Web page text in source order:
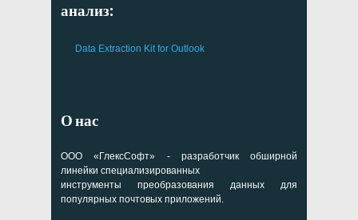
анализ:
Data Extraction Kit for Outlook
О нас
ООО «ГлексСофт» - разработчик обширной
линейки специализированных
инструменты преобразования данных для
популярных почтовых приложений.